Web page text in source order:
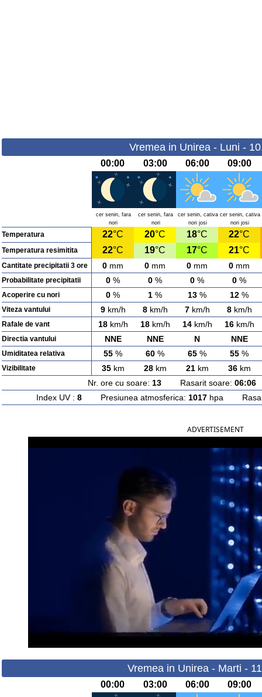
Vremea in Unirea - Luni -
00:00 03:00 06:00 09:00
cer senin, fara
nori
cer senin, fara
nori
cer senin, cativa
nori josi
cer senin, cativa
nori josi
Temperatura 22°C 20°C 18°C 22°C
Temperatura resimitita 22°C 19°C 17°C 21°C
Cantitate precipitatii 3 ore 0 mm 0 mm 0 mm 0 mm
Probabilitate precipitatii 0 % 0 % 0 % 0 %
Acoperire cu nori 0 % 1 % 13 % 12 %
Viteza vantului 9km/h 8km/h 7km/h 8km/h
Rafale de vant 18km/h 18km/h 14km/h 16km/h
Directia vantului NNE NNE N NNE
Umiditatea relativa 55 % 60 % 65 % 55 %
Vizibilitate 35km 28km 21km 36km
Nr. ore cu soare: 13Rasarit soare: 06:06
Index UV : 8 Presiunea atmosferica: 1017 hpa
ADVERTISEMENT
Vremea in Unirea - Marti -
00:00 03:00 06:00 09:00